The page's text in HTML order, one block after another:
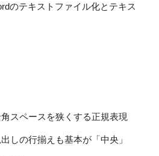
のテキストファイル化とテキス
スペースを狭くする正規表現
しの行揃えも基本が「中央」